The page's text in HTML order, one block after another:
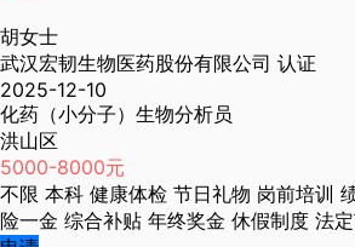
胡女士
武汉宏韧生物医药股份有限公司 认证
2025-12-10
化药（小分子）生物分析员
洪山区
5000-8000元
不限 本科 健康体检 节日礼物 岗前培训
险一金 综合补贴 年终奖金 休假制度 法